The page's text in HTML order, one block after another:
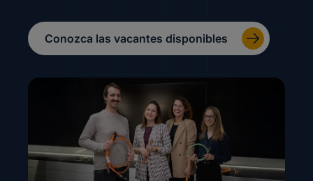
Conozca las vacantes disponibles